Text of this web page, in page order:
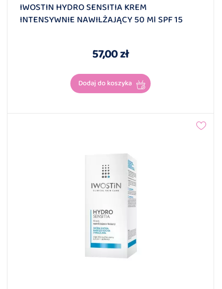
IWOSTIN HYDRO SENSITIA KREM
INTENSYWNIE NAWILŻAJĄCY 50 Ml SPF 15
57,00 zł
Dodaj do koszyka